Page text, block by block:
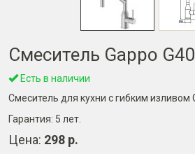
Смеситель Gappo
Есть в наличии
Смеситель для кухни с гибким изливом
Гарантия: 5 лет
Цена: 298 р.